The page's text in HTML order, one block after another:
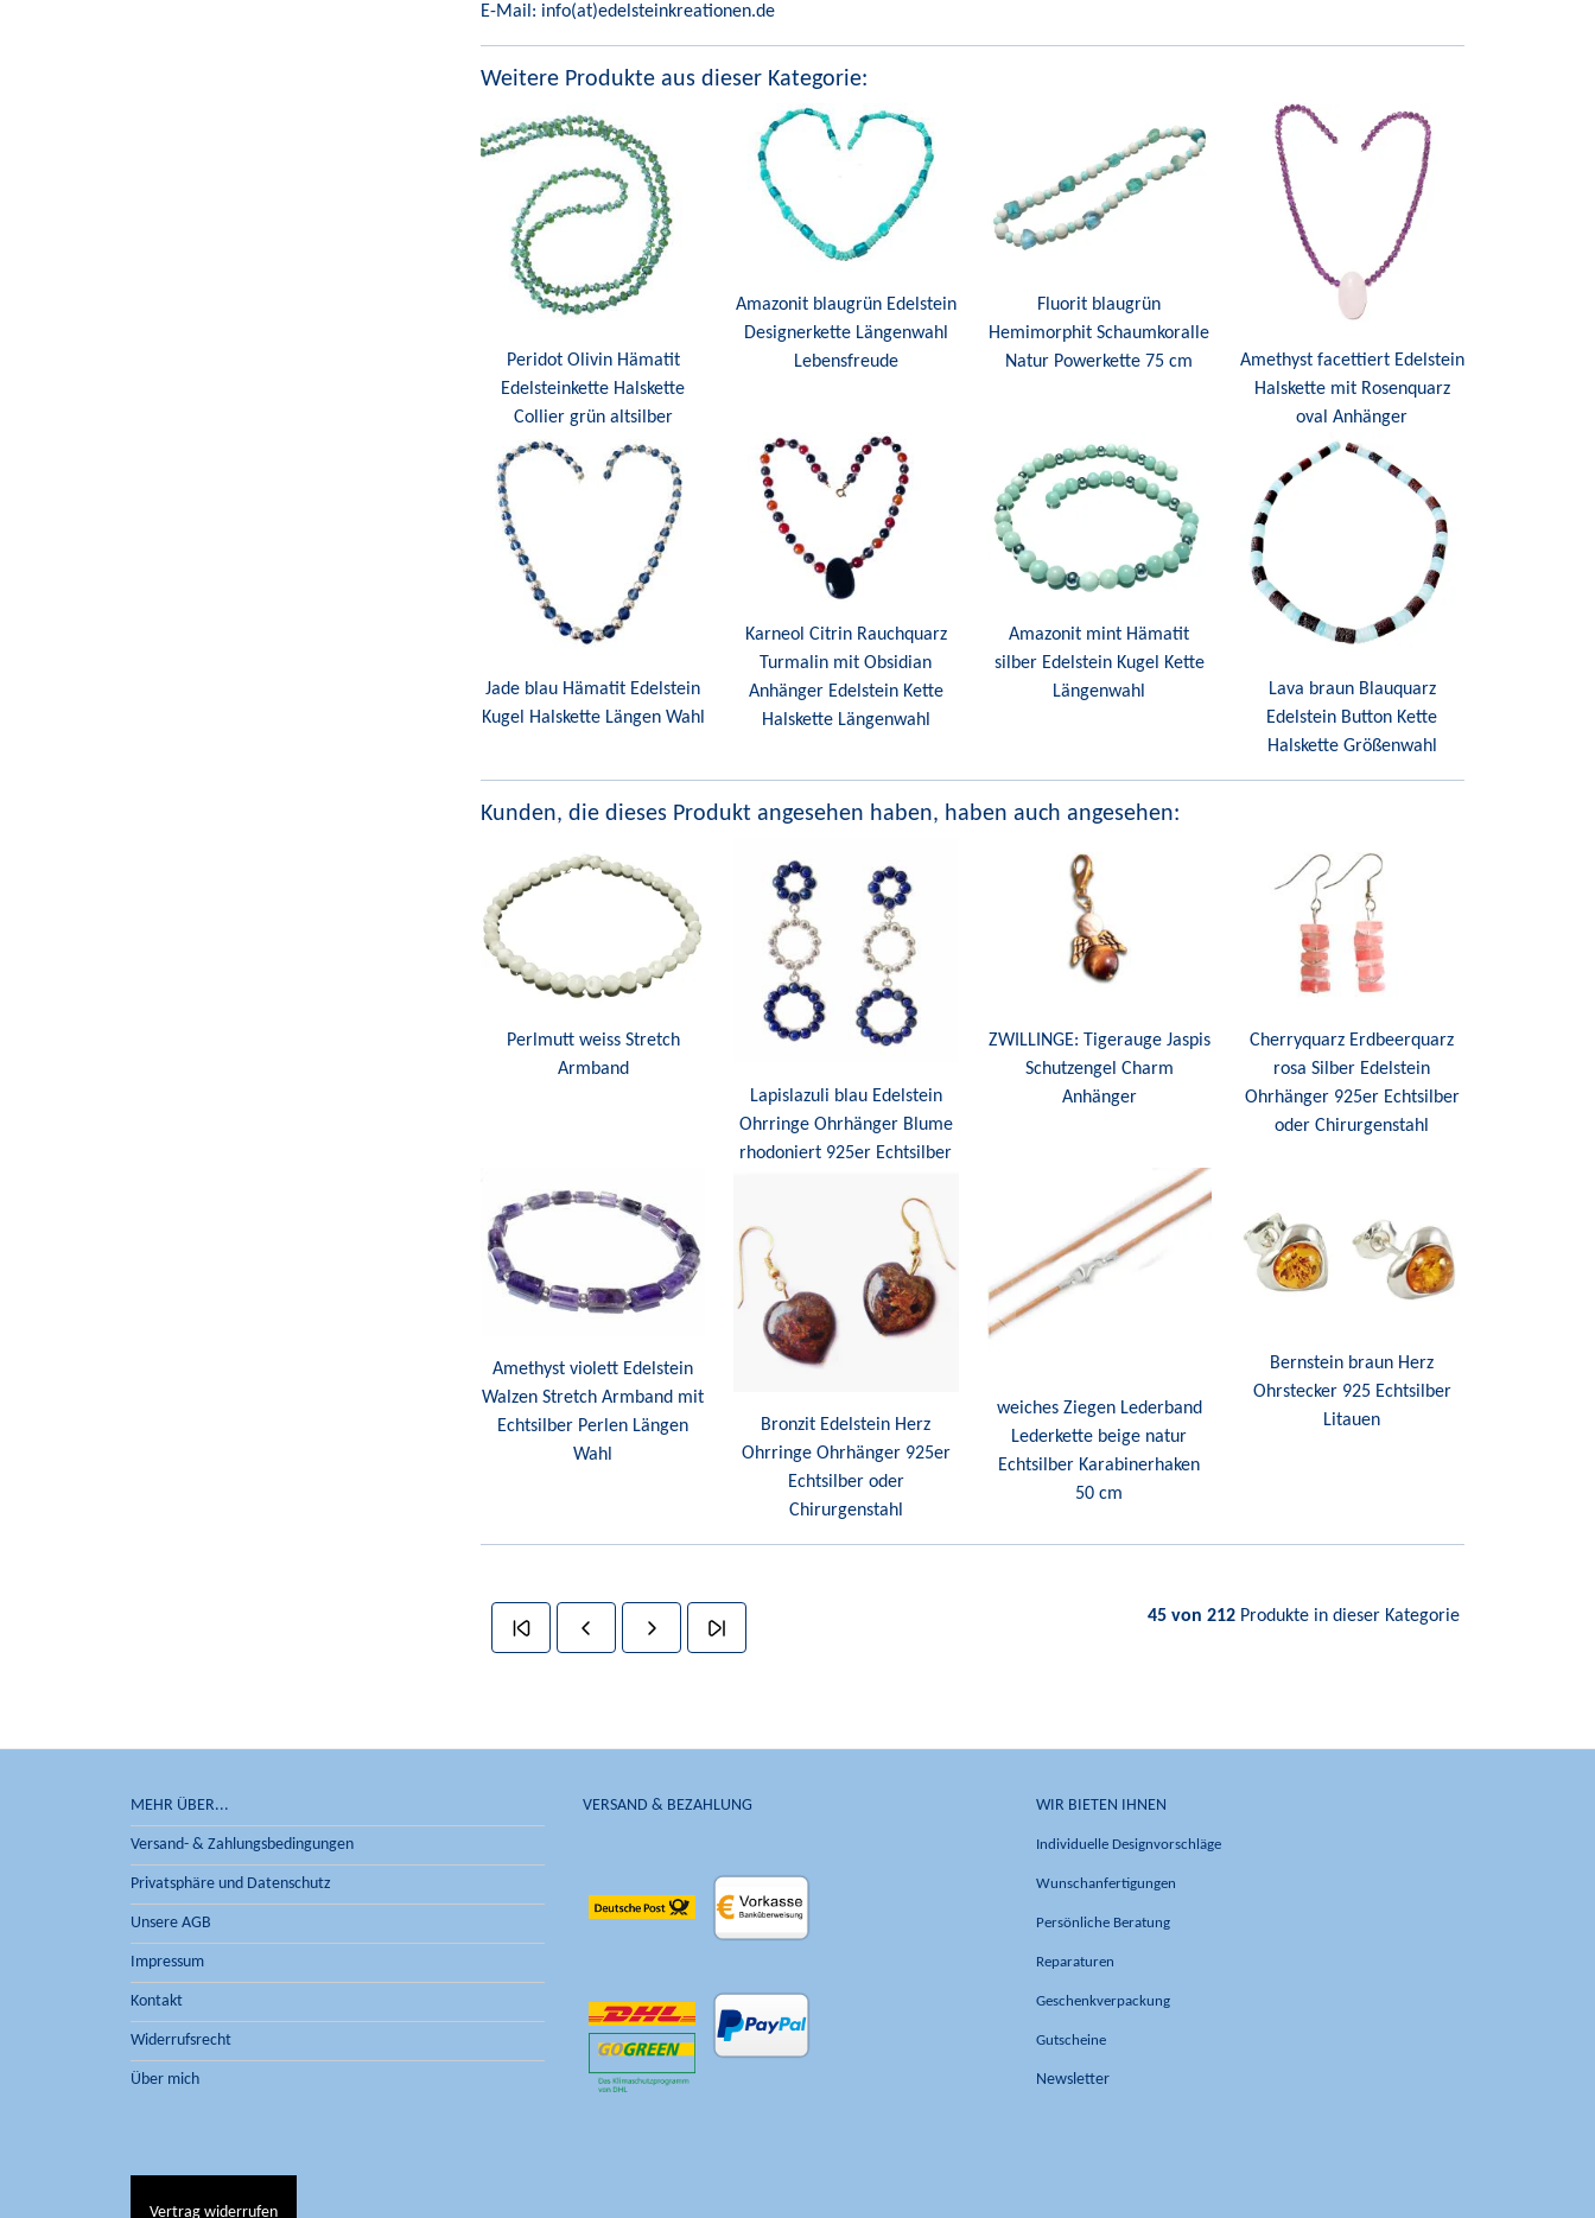
E-Mail: info(at)edelsteinkreationen.de
Weitere Produkte aus dieser Kategorie:
Peridot Olivin Hämatit
Edelsteinkette Halskette
Collier grün altsilber
Amazonit blaugrün Edelstein
Designerkette Längenwahl
Lebensfreude
Fluorit blaugrün
Hemimorphit Schaumkoralle
Natur Powerkette 75 cm
Amethyst facettiert Edelstein
Halskette mit Rosenquarz
oval Anhänger
Jade blau Hämatit Edelstein
Kugel Halskette Längen Wahl
Karneol Citrin Rauchquarz
Turmalin mit Obsidian
Anhänger Edelstein Kette
Halskette Längenwahl
Amazonit mint Hämatit
silber Edelstein Kugel Kette
Längenwahl
Lava braun Blauquarz
Edelstein Button Kette
Halskette Größenwahl
Kunden, die dieses Produkt angesehen haben, haben auch angesehen:
Perlmutt weiss Stretch
Armband
Lapislazuli blau Edelstein
Ohrringe Ohrhänger Blume
rhodoniert 925er Echtsilber
ZWILLINGE: Tigerauge Jaspis
Schutzengel Charm
Anhänger
Cherryquarz Erdbeerquarz
rosa Silber Edelstein
Ohrhänger 925er Echtsilber
oder Chirurgenstahl
Amethyst violett Edelstein
Walzen Stretch Armband mit
Echtsilber Perlen Längen
Wahl
Bronzit Edelstein Herz
Ohrringe Ohrhänger 925er
Echtsilber oder
Chirurgenstahl
weiches Ziegen Lederband
Lederkette beige natur
Echtsilber Karabinerhaken
50 cm
Bernstein braun Herz
Ohrstecker 925 Echtsilber
Litauen
45 von 212 Produkte in dieser Kategorie
MEHR ÜBER...
Versand- & Zahlungsbedingungen
Privatsphäre und Datenschutz
Unsere AGB
Impressum
Kontakt
Widerrufsrecht
Über mich
Vertrag widerrufen
VERSAND & BEZAHLUNG WIR BIETEN IHNEN
Individuelle Designvorschläge
Wunschanfertigungen
Persönliche Beratung
Reparaturen
Geschenkverpackung
Gutscheine
Newsletter